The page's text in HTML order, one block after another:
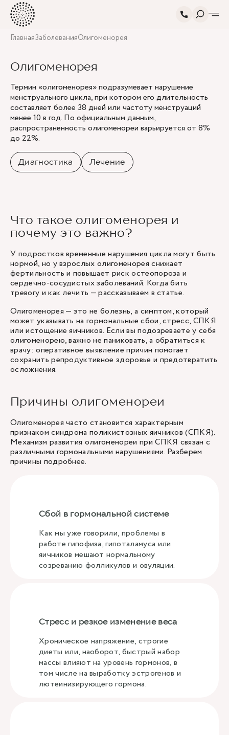
ГлавнаяЗаболеванияОлигоменорея
Олигоменорея
Термин «олигоменорея» подразумевает нарушение
менструального цикла, при котором его длительность
составляет более 38 дней или частоту менструаций
менее 10 в год. По официальным данным,
распространенность олигоменореи варьируется от 8%
до 22%.
Диагностика Лечение
Что такое олигоменорея и
почему это важно?
У подростков временные нарушения цикла могут быть
нормой, но у взрослых олигоменорея снижает
фертильность и повышает риск остеопороза и
сердечно-сосудистых заболеваний. Когда бить
тревогу и как лечить — рассказываем в статье.
Олигоменорея — это не болезнь, а симптом, который
может указывать на гормональные сбои, стресс, СПКЯ
или истощение яичников. Если вы подозреваете у себя
олигоменорею, важно не паниковать, а обратиться к
врачу: оперативное выявление причин помогает
сохранить репродуктивное здоровье и предотвратить
осложнения.
Причины олигоменореи
Олигоменорея часто становится характерным
признаком синдрома поликистозных яичников (СПКЯ).
Механизм развития олигоменореи при СПКЯ связан с
различными гормональными нарушениями. Разберем
причины подробнее.
Сбой в гормональной системе
Как мы уже говорили, проблемы в
работе гипофиза, гипоталамуса или
яичников мешают нормальному
созреванию фолликулов и овуляции.
Стресс и резкое изменение веса
Хроническое напряжение, строгие
диеты или, наоборот, быстрый набор
массы влияют на уровень гормонов, в
том числе на выработку эстрогенов и
лютеинизирующего гормона.